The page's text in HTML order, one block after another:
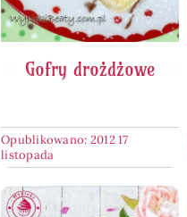
Gofry drożdżowe
Opublikowano: 2012 17
listopada